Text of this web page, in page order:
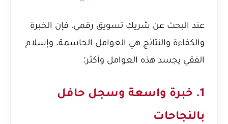
عند البحث عن شريك تسويق رقمي، فإن الخبرة
والكفاءة والنتائج هي العوامل الحاسمة. وإسلام
الفقي يجسد هذه العوامل وأكثر:
1. خبرة واسعة وسجل حافل
بالنجاحات